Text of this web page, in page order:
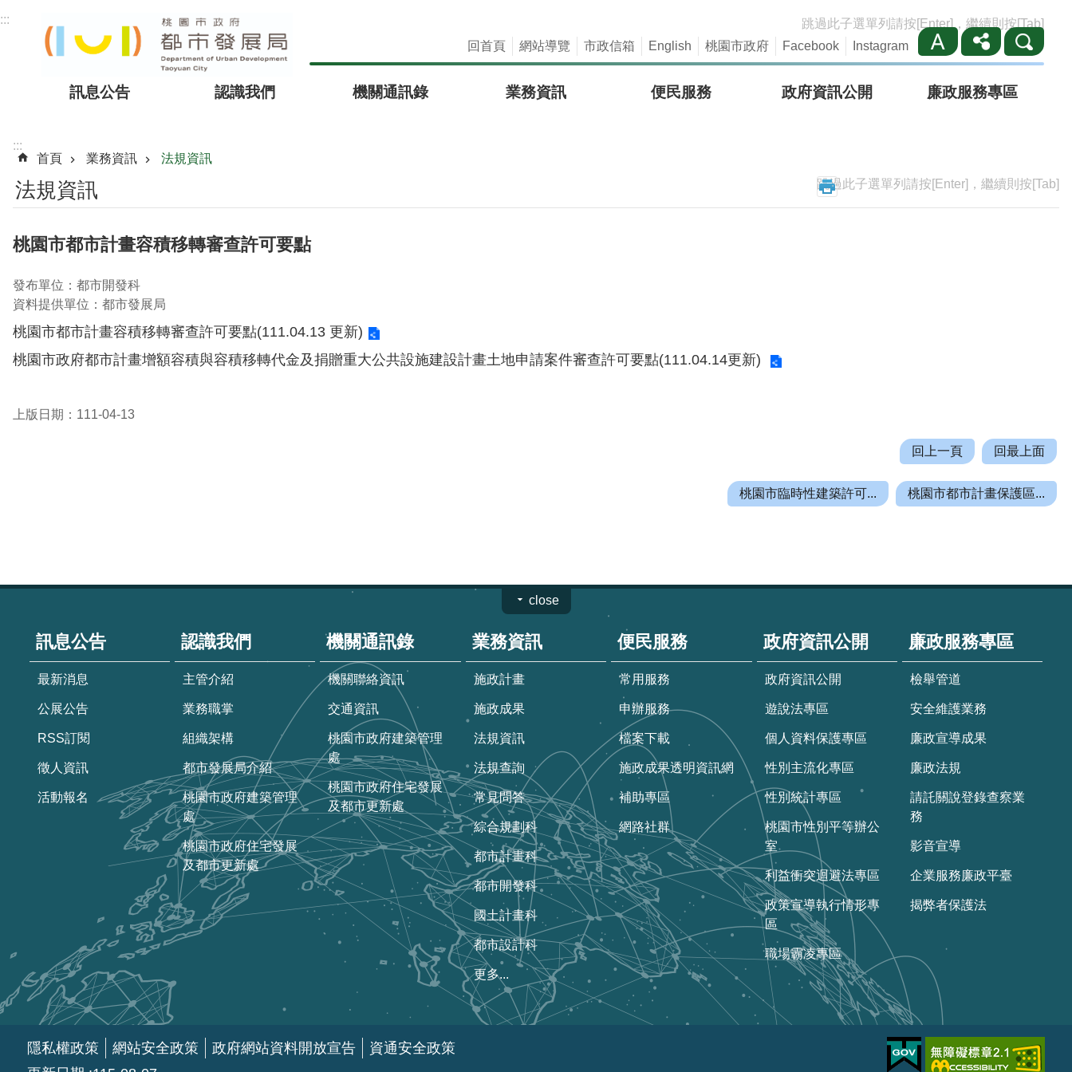
跳到主要內容區塊
:::
跳過此子選單列請按[Enter]，繼續則按[Tab]
回首頁
網站導覽 市政信箱 English 桃園市政府 Facebook Instagram
訊息公告 認識我們 機關通訊錄 業務資訊 便民服務 政府資訊公開 廉政服務專區
:::
首頁
業務資訊 法規資訊
法規資訊 跳過此子選單列請按[Enter]，繼續則按[Tab]
桃園市都市計畫容積移轉審查許可要點
發布單位：都市開發科
資料提供單位：都市發展局
桃園市都市計畫容積移轉審查許可要點(111.04.13 更新)
桃園市政府都市計畫增額容積與容積移轉代金及捐贈重大公共設施建設計畫土地申請案件審查許可要點(111.04.14更新)
上版日期：111-04-13
回上一頁 回最上面
桃園市臨時性建築許可... 桃園市都市計畫保護區...
close
訊息公告
最新消息
公展公告
RSS訂閱
徵人資訊
活動報名
認識我們
主管介紹
業務職掌
組織架構
都市發展局介紹
桃園市政府建築管理
處
桃園市政府住宅發展
及都市更新處
機關通訊錄
機關聯絡資訊
交通資訊
桃園市政府建築管理
處
桃園市政府住宅發展
及都市更新處
業務資訊
施政計畫
施政成果
法規資訊
法規查詢
常見問答
綜合規劃科
都市計畫科
都市開發科
國土計畫科
都市設計科
更多...
便民服務
常用服務
申辦服務
檔案下載
施政成果透明資訊網
補助專區
網路社群
政府資訊公開
政府資訊公開
遊說法專區
個人資料保護專區
性別主流化專區
性別統計專區
桃園市性別平等辦公
室
利益衝突迴避法專區
政策宣導執行情形專
區
職場霸凌專區
廉政服務專區
檢舉管道
安全維護業務
廉政宣導成果
廉政法規
請託關說登錄查察業
務
影音宣導
企業服務廉政平臺
揭弊者保護法
隱私權政策 網站安全政策 政府網站資料開放宣告
資通安全政策